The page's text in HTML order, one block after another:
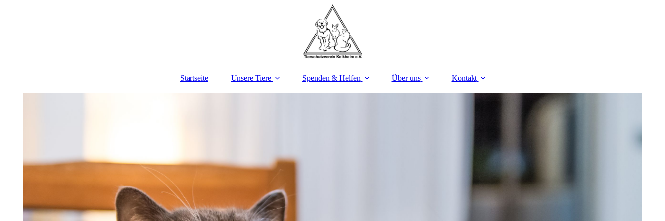
Startseite Unsere Tiere Spenden & Helfen Über uns Kontakt